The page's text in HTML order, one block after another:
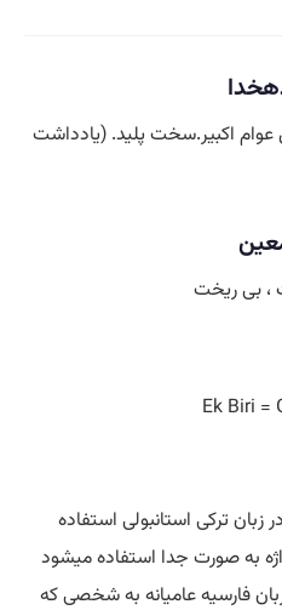
اکبیر.سخت پلید. (یادداشت
، بی ریخت
زبان ترکی استانبولی استفاده
به صورت جدا استفاده میشود
فارسیه عامیانه به شخصی که